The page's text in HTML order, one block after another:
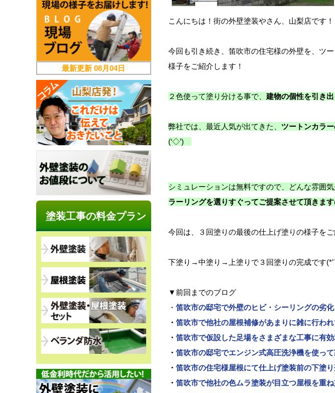
こんにちは！街の外壁塗装やさん、山梨店です！
今回も引き続き、笛吹市の住宅様の外壁を、ツ
様子をご紹介します！
２色使って塗り分ける事で、 建物の個性を引き出
弊社では、最近人気が出てきた、 ツートンカラ
(‘◇’)ゞ
シミュレーションは無料ですので、どんな雰囲
ラーリングを選りすぐってご提案させて頂きます
今回は、３回塗りの最後の仕上げ塗りの様子をご
下塗り→中塗り→上塗りで３回塗りの完成です
▼前回までのブログ
・ 笛吹市の邸宅で外壁のヒビ・シーリングの劣
・ 笛吹市で他社の屋根補修があまりに雑に行わ
・ 笛吹市で仮設した足場をさまざまな工事に有
・ 笛吹市の邸宅でエンジン式高圧洗浄機を使っ
・ 笛吹市の住宅様屋根にて仕上げ塗装前の下塗
・ 笛吹市で他社の色ムラ塗装が目立つ屋根を重
最新更新08月04日
塗装工事の料金プラン